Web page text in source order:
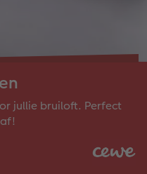
jullie bruiloft. Perfect